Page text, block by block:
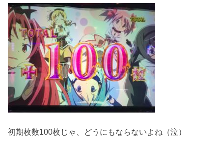
初期枚数100枚じゃ、どうにもならないよね（泣）